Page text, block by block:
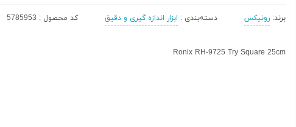
برند:رونیکس دسته‌بندی : ابزار اندازه گیری و دقیق کد محصول : 5785953
Ronix RH-9725 Try Square 25cm